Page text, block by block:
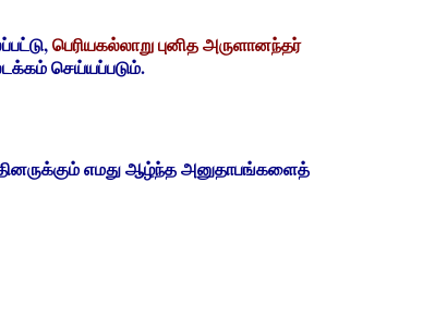
பெரியகல்லாறு புனித அருளானந்தர்
செய்யப்படும்.
எமது ஆழ்ந்த அனுதாபங்களைத்